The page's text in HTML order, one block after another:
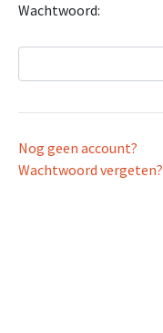
Wachtwoord:
Nog geen account?
Wachtwoord vergeten?